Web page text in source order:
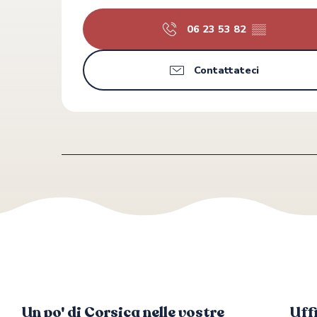
06 23 53 82 ▒▒
Contattateci
Un po' di Corsica nelle vostre